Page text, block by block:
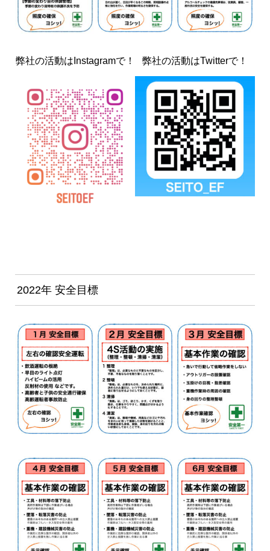
弊社の活動はInstagramで！ 弊社の活動はTwitterで！
2022年 安全目標